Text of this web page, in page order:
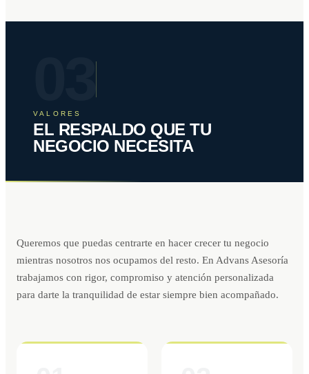
VALORES
EL RESPALDO QUE TU
NEGOCIO NECESITA
Queremos que puedas centrarte en hacer crecer tu negocio
mientras nosotros nos ocupamos del resto. En Advans Asesoría
trabajamos con rigor, compromiso y atención personalizada
para darte la tranquilidad de estar siempre bien acompañado.